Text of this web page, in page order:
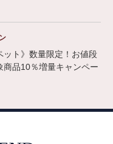
ット》数量限定！お値段
商品10％増量キャンペー